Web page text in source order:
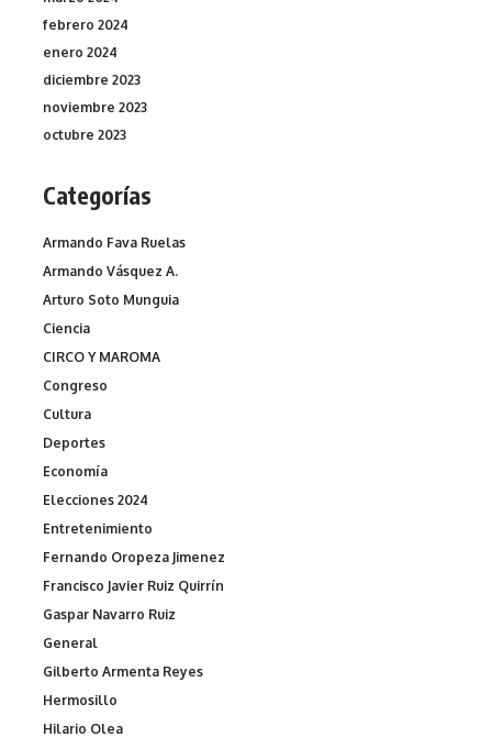
febrero 2024
enero 2024
diciembre 2023
noviembre 2023
octubre 2023
Categorías
Armando Fava Ruelas
Armando Vásquez A.
Arturo Soto Munguia
Ciencia
CIRCO Y MAROMA
Congreso
Cultura
Deportes
Economía
Elecciones 2024
Entretenimiento
Fernando Oropeza Jimenez
Francisco Javier Ruiz Quirrín
Gaspar Navarro Ruiz
General
Gilberto Armenta Reyes
Hermosillo
Hilario Olea